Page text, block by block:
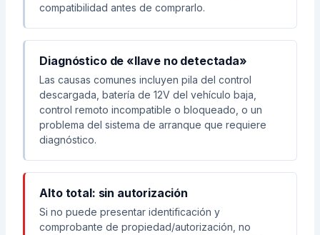
compatibilidad antes de comprarlo.
Diagnóstico de «llave no detectada»
Las causas comunes incluyen pila del control
descargada, batería de 12V del vehículo baja,
control remoto incompatible o bloqueado, o un
problema del sistema de arranque que requiere
diagnóstico.
Alto total: sin autorización
Si no puede presentar identificación y
comprobante de propiedad/autorización, no